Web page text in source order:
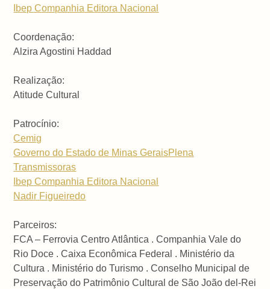
Ibep Companhia Editora Nacional
Coordenação:
Alzira Agostini Haddad
Realização:
Atitude Cultural
Patrocínio:
Cemig
Governo do Estado de Minas GeraisPlena
Transmissoras
Ibep Companhia Editora Nacional
Nadir Figueiredo
Parceiros:
FCA – Ferrovia Centro Atlântica . Companhia Vale do
Rio Doce . Caixa Econômica Federal . Ministério da
Cultura . Ministério do Turismo . Conselho Municipal de
Preservação do Patrimônio Cultural de São João del-Rei